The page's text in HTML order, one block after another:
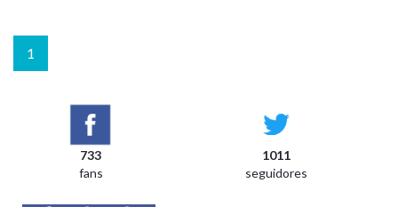
1
733
1011
fans
seguidores